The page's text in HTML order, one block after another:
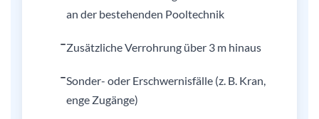
an der bestehenden Pooltechnik
–Zusätzliche Verrohrung über 3 m hinaus
–Sonder- oder Erschwernisfälle (z. B. Kran,
enge Zugänge)